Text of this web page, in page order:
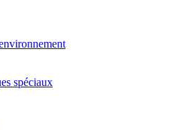
spéciaux